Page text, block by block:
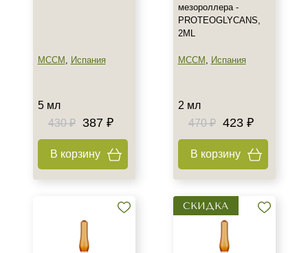
Аминокислоты
Время применения
Ежедневный
Процедура
Форма выпуска
MCCM , Испания
5 мл
430 ₽
387 ₽
В корзину
мезороллера -
PROTEOGLYCANS,
2ML
MCCM , Испания
2 мл
470 ₽ 423 ₽
В корзину
СКИДКА